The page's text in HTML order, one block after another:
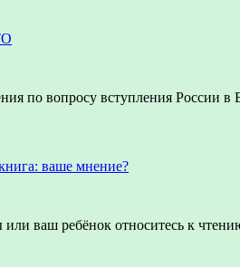
по вопросу вступления России
ваше мнение?
или ваш ребёнок относитесь к